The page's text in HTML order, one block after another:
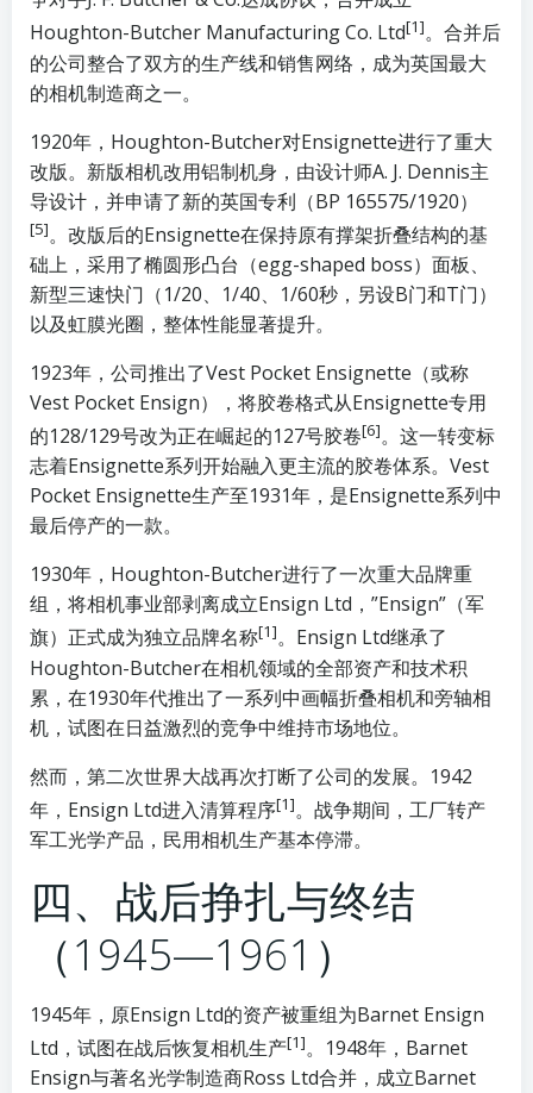
Houghton-Butcher Manufacturing Co. Ltd[1]。合并后
的公司整合了双方的生产线和销售网络，成为英国最大
的相机制造商之一。
1920年，Houghton-Butcher对Ensignette进行了重大
改版。新版相机改用铝制机身，由设计师A. J. Dennis主
导设计，并申请了新的英国专利（BP 165575/1920）
[5]。改版后的Ensignette在保持原有撑架折叠结构的基
础上，采用了椭圆形凸台（egg-shaped boss）面板、
新型三速快门（1/20、1/40、1/60秒，另设B门和T门）
以及虹膜光圈，整体性能显著提升。
1923年，公司推出了Vest Pocket Ensignette（或称
Vest Pocket Ensign），将胶卷格式从Ensignette专用
的128/129号改为正在崛起的127号胶卷[6]。这一转变标
志着Ensignette系列开始融入更主流的胶卷体系。Vest
Pocket Ensignette生产至1931年，是Ensignette系列中
最后停产的一款。
1930年，Houghton-Butcher进行了一次重大品牌重
组，将相机事业部剥离成立Ensign Ltd，”Ensign”（军
旗）正式成为独立品牌名称[1]。Ensign Ltd继承了
Houghton-Butcher在相机领域的全部资产和技术积
累，在1930年代推出了一系列中画幅折叠相机和旁轴相
机，试图在日益激烈的竞争中维持市场地位。
然而，第二次世界大战再次打断了公司的发展。1942
年，Ensign Ltd进入清算程序[1]。战争期间，工厂转产
军工光学产品，民用相机生产基本停滞。
四、战后挣扎与终结
（1945—1961）
1945年，原Ensign Ltd的资产被重组为Barnet Ensign
Ltd，试图在战后恢复相机生产[1]。1948年，Barnet
Ensign与著名光学制造商Ross Ltd合并，成立Barnet